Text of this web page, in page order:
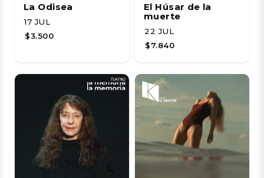
La Odisea
17 JUL
$3.500
El Húsar de la
muerte
22 JUL
$7.840